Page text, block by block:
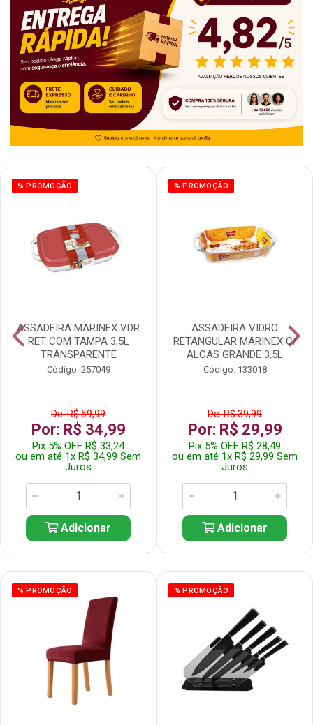
% PROMOÇÃO
ASSADEIRA MARINEX VDR
RET COM TAMPA 3,5L
TRANSPARENTE
Código: 257049
De: R$ 59,99
Por: R$ 34,99
Pix 5% OFF R$ 33,24
ou em até 1x R$ 34,99 Sem
Juros
Adicionar
% PROMOÇÃO
ASSADEIRA VIDRO
RETANGULAR MARINEX C/
ALCAS GRANDE 3,5L
Código: 133018
De: R$ 39,99
Por: R$ 29,99
Pix 5% OFF R$ 28,49
ou em até 1x R$ 29,99 Sem
Juros
Adicionar
% PROMOÇÃO % PROMOÇÃO